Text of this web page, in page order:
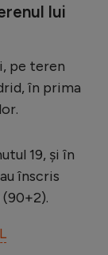
lui
pe teren
în prima
19, şi în
înscris